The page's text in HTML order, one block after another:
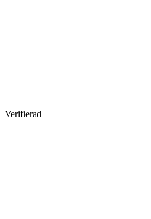
Verifierad